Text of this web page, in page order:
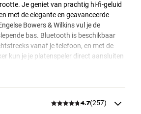
Je geniet van prachtig hi-fi-geluid
met de elegante en geavanceerde
Bowers & Wilkins vul je de
bas. Bluetooth is beschikbaar
vanaf je telefoon, en met de
kun je je platenspeler direct aansluiten
en bedien het volume met je
Het systeem schakelt
TV, zodat je je geen zorgen hoeft te
4.7(257)